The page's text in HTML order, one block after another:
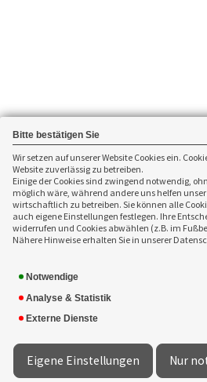
Bitte bestätigen Sie
Wir setzen auf unserer Website Cookies ein.
Website zuverlässig zu betreiben.
Einige der Cookies sind zwingend notwendig,
möglich wäre, während andere uns helfen
wirtschaftlich zu betreiben. Sie können alle
auch eigene Einstellungen festlegen. Ihre
widerrufen und Cookies abwählen (z.B. im
Nähere Hinweise erhalten Sie in unserer
Notwendige
Analyse & Statistik
Externe Dienste
Eigene Einstellungen Nur